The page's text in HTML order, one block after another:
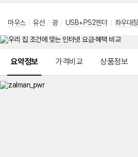
마우스 / 유선 / 광 / USB+PS2젠더 / 좌우대칭
요약정보 가격비교 상품정보